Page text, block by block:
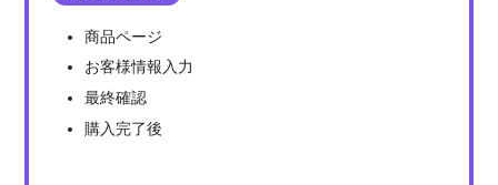
商品ページ
お客様情報入力
最終確認
購入完了後